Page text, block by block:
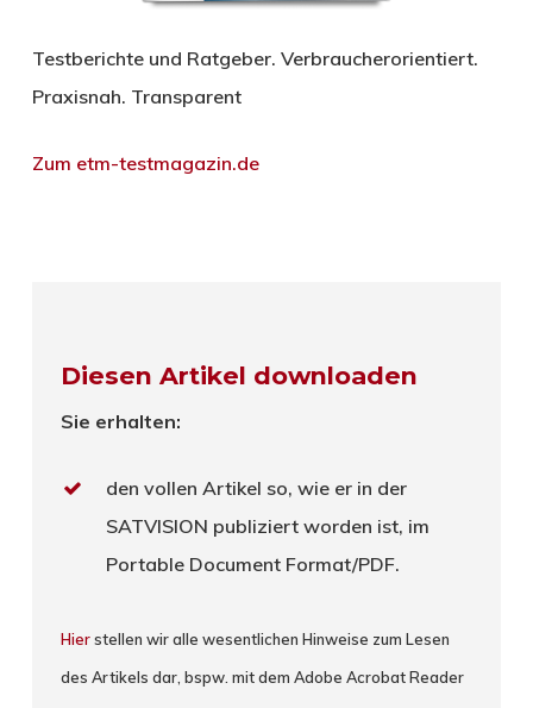
Testberichte und Ratgeber. Verbraucherorientiert.
Praxisnah. Transparent
Zum etm-testmagazin.de
Diesen Artikel downloaden
Sie erhalten:
den vollen Artikel so, wie er in der
SATVISION publiziert worden ist, im
Portable Document Format/PDF.
Hierstellen wir alle wesentlichen Hinweise zum Lesen
des Artikels dar, bspw. mit dem Adobe Acrobat Reader